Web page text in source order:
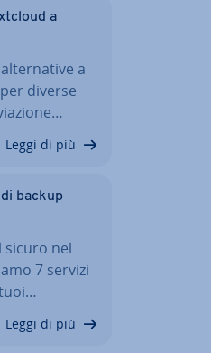
a
a
diverse
Leggi di più
backup
sicuro nel
7 servizi
Leggi di più